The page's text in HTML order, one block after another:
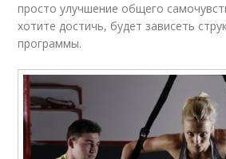
просто улучшение общего
хотите достичь, будет зависеть
программы.